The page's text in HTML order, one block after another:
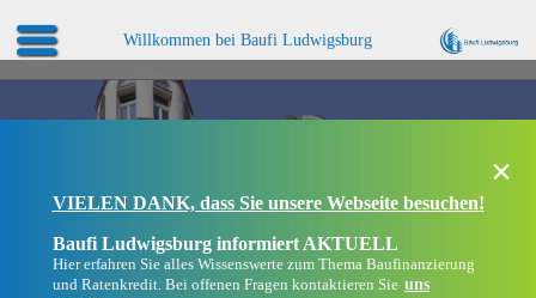
Willkommen bei Baufi Ludwigsburg
×
VIELEN DANK, dass Sie unsere Webseite besuchen!
Baufi Ludwigsburg informiert AKTUELL
Hier erfahren Sie alles Wissenswerte zum Thema Baufinanzierung
und Ratenkredit. Bei offenen Fragen kontaktieren Sie uns